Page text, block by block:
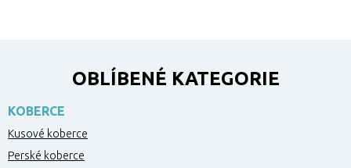
OBLÍBENÉ KATEGORIE
KOBERCE
Kusové koberce
Perské koberce